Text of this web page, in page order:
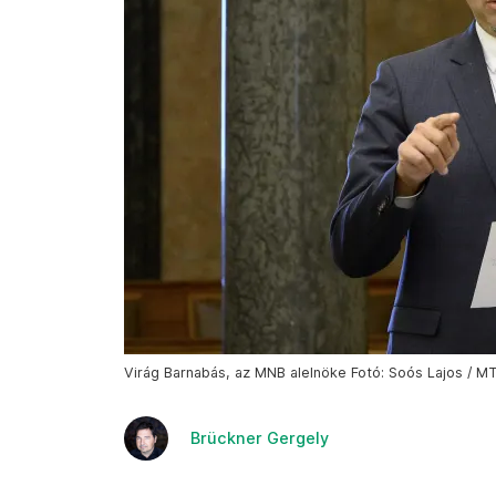
Virág Barnabás, az MNB alelnöke Fotó: Soós Lajos /
Brückner Gergely